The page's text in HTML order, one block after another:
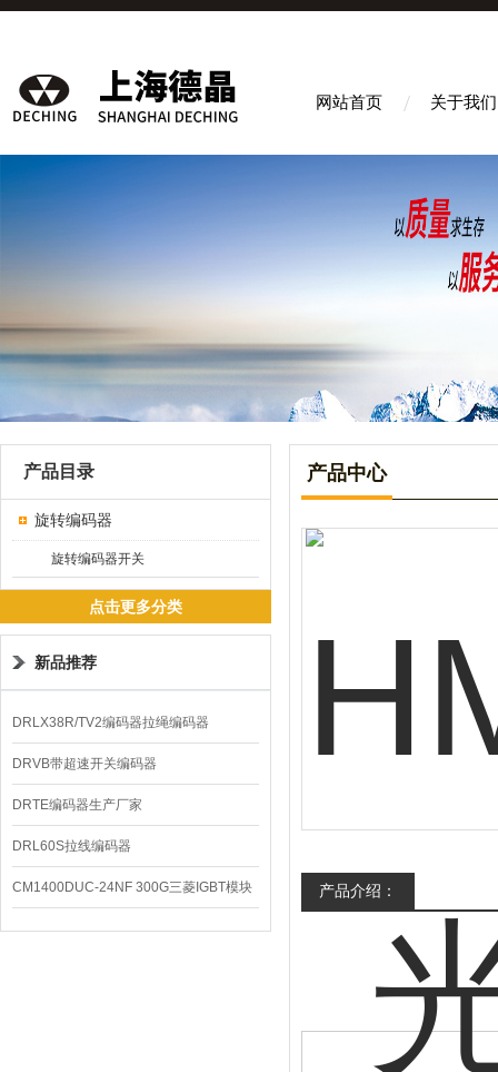
网站首页 关于我们
产品目录
旋转编码器
旋转编码器开关
点击更多分类
新品推荐
DRLX38R/TV2编码器拉绳编码器
DRVB带超速开关编码器
DRTE编码器生产厂家
DRL60S拉线编码器
CM1400DUC-24NF 300G三菱IGBT模块
产品中心
产品介绍：